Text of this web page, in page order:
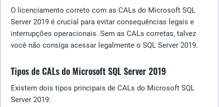
O licenciamento correto com as CALs do Microsoft SQL
Server 2019 é crucial para evitar consequências legais e
interrupções operacionais. Sem as CALs corretas, talvez
você não consiga acessar legalmente o SQL Server 2019.
Tipos de CALs do Microsoft SQL Server 2019
Existem dois tipos principais de CALs do Microsoft SQL
Server 2019: